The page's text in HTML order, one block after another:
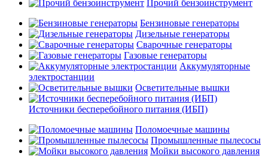
Прочий бензоинструмент
Бензиновые генераторы
Дизельные генераторы
Сварочные генераторы
Газовые генераторы
Аккумуляторные
электростанции
Осветительные вышки
Источники бесперебойного питания (ИБП)
Поломоечные машины
Промышленные пылесосы
Мойки высокого давления